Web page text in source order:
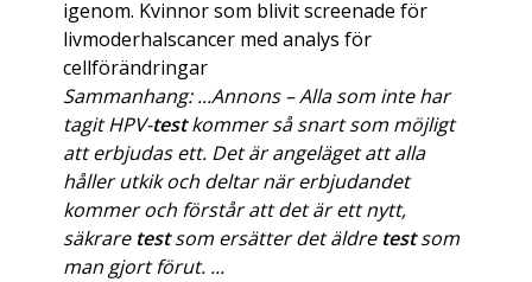
igenom. Kvinnor som blivit screenade för
livmoderhalscancer med analys för
cellförändringar
Sammanhang: ...Annons – Alla som inte har
tagit HPV-testkommer så snart som möjligt
att erbjudas ett. Det är angeläget att alla
håller utkik och deltar när erbjudandet
kommer och förstår att det är ett nytt,
säkrare testsom ersätter det äldre testsom
man gjort förut. ...